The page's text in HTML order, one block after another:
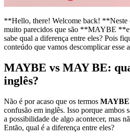
**Hello, there! Welcome back! **Neste
muito parecidos que são **MAYBE **e
sabe qual a diferença entre eles? Pois
conteúdo que vamos descomplicar esse
MAYBE vs MAY BE:
inglês?
Não é por acaso que os termos MAYBE
confusão em inglês. Isso porque ambos
a possibilidade de algo acontecer, mas
Então, qual é a diferença entre eles?